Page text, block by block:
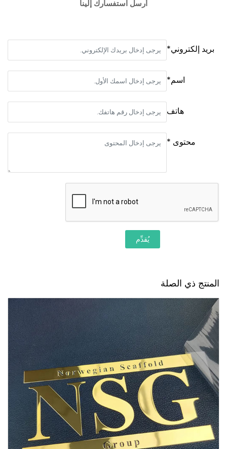
أرسل استفسارك إلينا
بريد إلكتروني*
اسم*
هاتف
محتوى *
يُقدِّم
المنتج ذي الصلة